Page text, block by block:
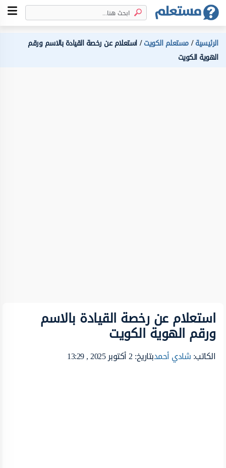
الرئيسية مستعلم الكويت استعلام عن رخصة القيادة بالاسم ورقم
الهوية الكويت
استعلام عن رخصة القيادة بالاسم
ورقم الهوية الكويت
الكاتب:شادي أحمدبتاريخ: 2 أكتوبر 2025 , 13:29